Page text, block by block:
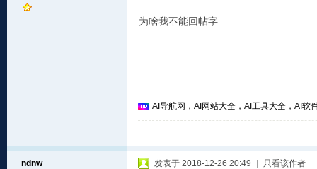
为啥我不能回帖字
AI导航网，AI网站大全，AI工具大全，AI软
ndnw 发表于 2018-12-26 20:49 只看该作者